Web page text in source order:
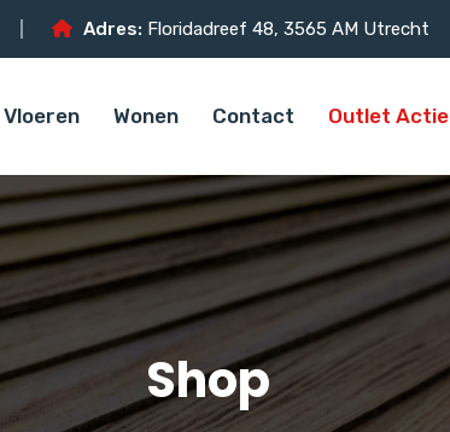
Adres: Floridadreef 48, 3565 AM Utrecht
Vloeren Wonen Contact Outlet Actie
Shop